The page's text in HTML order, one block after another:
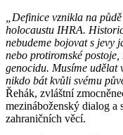
„Definice vznikla na
holocaustu IHRA.
nebudeme bojovat s jevy
nebo protiromské
genocidu. Musíme udělat
nikdo bát kvůli svému
Řehák, zvláštní
mezináboženský dialog a
zahraničních věcí.